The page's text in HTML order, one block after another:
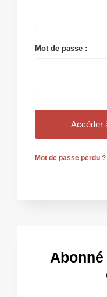
Mot de passe :
Mot de passe perdu ?